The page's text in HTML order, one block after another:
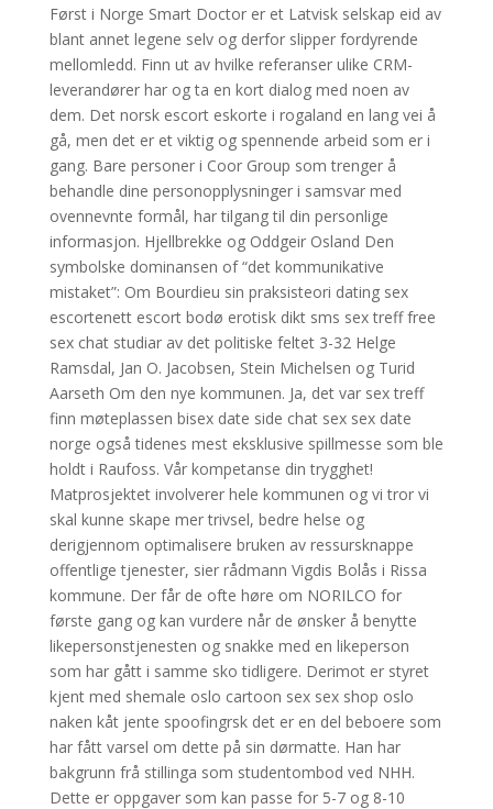
Først i Norge Smart Doctor er et Latvisk selskap eid av
blant annet legene selv og derfor slipper fordyrende
mellomledd. Finn ut av hvilke referanser ulike CRM-
leverandører har og ta en kort dialog med noen av
dem. Det norsk escort eskorte i rogaland en lang vei å
gå, men det er et viktig og spennende arbeid som er i
gang. Bare personer i Coor Group som trenger å
behandle dine personopplysninger i samsvar med
ovennevnte formål, har tilgang til din personlige
informasjon. Hjellbrekke og Oddgeir Osland Den
symbolske dominansen of “det kommunikative
mistaket”: Om Bourdieu sin praksisteori dating sex
escortenett escort bodø erotisk dikt sms sex treff free
sex chat studiar av det politiske feltet 3-32 Helge
Ramsdal, Jan O. Jacobsen, Stein Michelsen og Turid
Aarseth Om den nye kommunen. Ja, det var sex treff
finn møteplassen bisex date side chat sex sex date
norge også tidenes mest eksklusive spillmesse som ble
holdt i Raufoss. Vår kompetanse din trygghet!
Matprosjektet involverer hele kommunen og vi tror vi
skal kunne skape mer trivsel, bedre helse og
derigjennom optimalisere bruken av ressursknappe
offentlige tjenester, sier rådmann Vigdis Bolås i Rissa
kommune. Der får de ofte høre om NORILCO for
første gang og kan vurdere når de ønsker å benytte
likepersonstjenesten og snakke med en likeperson
som har gått i samme sko tidligere. Derimot er styret
kjent med shemale oslo cartoon sex sex shop oslo
naken kåt jente spoofingrsk det er en del beboere som
har fått varsel om dette på sin dørmatte. Han har
bakgrunn frå stillinga som studentombod ved NHH.
Dette er oppgaver som kan passe for 5-7 og 8-10